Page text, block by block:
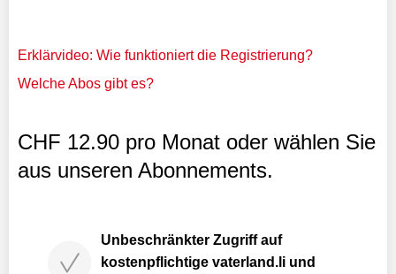
Erklärvideo: Wie funktioniert die Registrierung?
Welche Abos gibt es?
CHF 12.90 pro Monat oder wählen Sie
aus unseren Abonnements.
Unbeschränkter Zugriff auf
kostenpflichtige vaterland.li und